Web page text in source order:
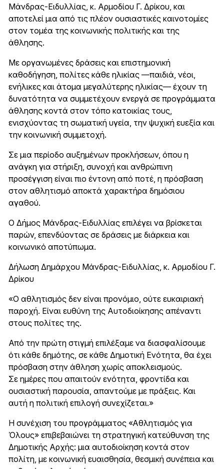
Μάνδρας-Ειδυλλίας, κ. Αρμοδίου Γ. Δρίκου, και
αποτελεί μια από τις πλέον ουσιαστικές καινοτομίες
στον τομέα της κοινωνικής πολιτικής και της
άθλησης.
Με οργανωμένες δράσεις και επιστημονική
καθοδήγηση, πολίτες κάθε ηλικίας —παιδιά, νέοι,
ενήλικες και άτομα μεγαλύτερης ηλικίας— έχουν τη
δυνατότητα να συμμετέχουν ενεργά σε προγράμματα
άθλησης κοντά στον τόπο κατοικίας τους,
ενισχύοντας τη σωματική υγεία, την ψυχική ευεξία και
την κοινωνική συμμετοχή.
Σε μια περίοδο αυξημένων προκλήσεων, όπου η
ανάγκη για στήριξη, συνοχή και ανθρώπινη
προσέγγιση είναι πιο έντονη από ποτέ, η πρόσβαση
στον αθλητισμό αποκτά χαρακτήρα δημόσιου
αγαθού.
Ο Δήμος Μάνδρας-Ειδυλλίας επιλέγει να βρίσκεται
παρών, επενδύοντας σε δράσεις με διάρκεια και
κοινωνικό αποτύπωμα.
Δήλωση Δημάρχου Μάνδρας-Ειδυλλίας, κ. Αρμοδίου Γ.
Δρίκου
«Ο αθλητισμός δεν είναι προνόμιο, ούτε ευκαιριακή
παροχή. Είναι ευθύνη της Αυτοδιοίκησης απέναντι
στους πολίτες της.
Από την πρώτη στιγμή επιλέξαμε να διασφαλίσουμε
ότι κάθε δημότης, σε κάθε Δημοτική Ενότητα, θα έχει
πρόσβαση στην άθληση χωρίς αποκλεισμούς.
Σε ημέρες που απαιτούν ενότητα, φροντίδα και
ουσιαστική παρουσία, απαντούμε με πράξεις. Και
αυτή η πολιτική επιλογή συνεχίζεται.»
Η συνέχιση του προγράμματος «Αθλητισμός για
Όλους» επιβεβαιώνει τη στρατηγική κατεύθυνση της
Δημοτικής Αρχής: μια αυτοδιοίκηση κοντά στον
πολίτη, με κοινωνική ευαισθησία, θεσμική συνέπεια και